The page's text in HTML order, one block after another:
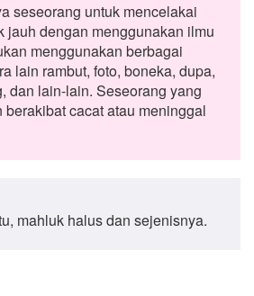
seseorang untuk mencelakai
jauh dengan menggunakan ilmu
menggunakan berbagai
lain rambut, foto, boneka, dupa,
dan lain-lain. Seseorang yang
berakibat cacat atau meninggal
mahluk halus dan sejenisnya.